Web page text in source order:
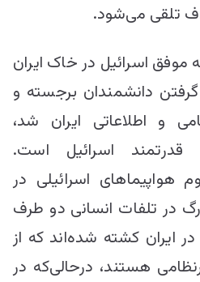
تلقی می‌شود.
موفق اسرائیل در خاک ایران
دانشمندان برجسته و
و اطلاعاتی ایران شد،
اسرائیل است.
هواپیماهای اسرائیلی در
در تلفات انسانی دو طرف
لحظه، ۶۵۷ نفر در ایران کشته شده‌اند که از
۲۲۳ نفر غیرنظامی هستند، درحالی‌که در